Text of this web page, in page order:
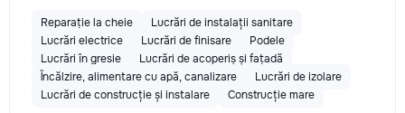
Reparație la cheie
Lucrări de instalații sanitare
Lucrări electrice
Lucrări de finisare
Podele
Lucrări în gresie
Lucrări de acoperiș și fațadă
Încălzire, alimentare cu apă, canalizare
Lucrări de izolare
Lucrări de construcție și instalare
Construcție mare